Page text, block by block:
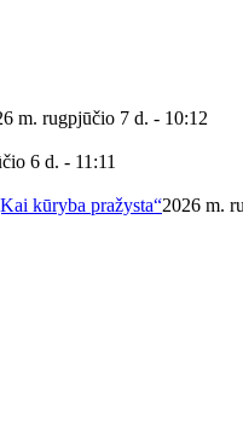
m. rugpjūčio 7 d. - 10:12
6 d. - 11:11
kūryba pražysta“2026 m.